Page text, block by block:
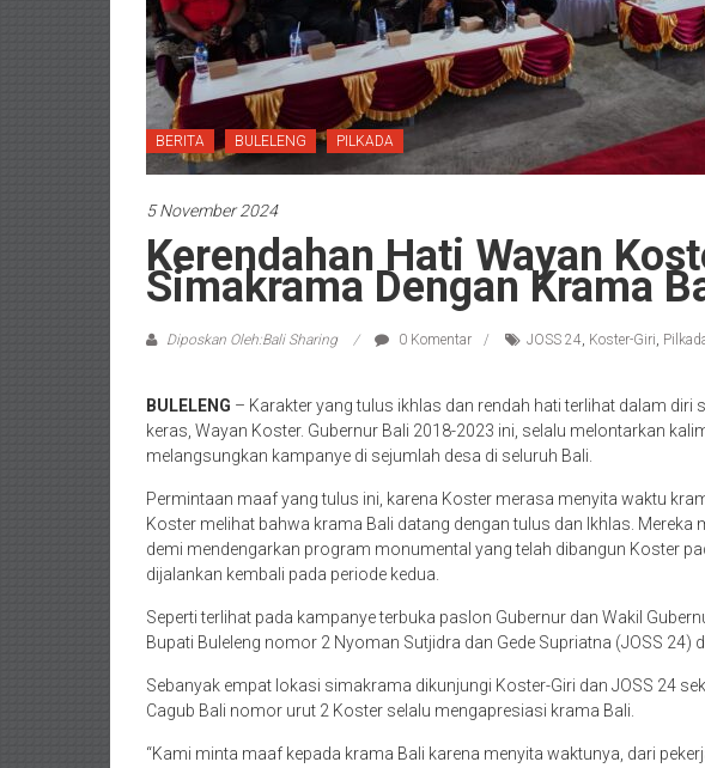
BERITA BULELENG PILKADA
5 November 2024
Kerendahan Hati Wayan
Simakrama Dengan Krama
Diposkan Oleh:Bali Sharing 0 Komentar JOSS 24, Koster-Giri,
BULELENG – Karakter yang tulus ikhlas dan rendah hati terlihat dalam
keras, Wayan Koster. Gubernur Bali 2018-2023 ini, selalu melontarkan
melangsungkan kampanye di sejumlah desa di seluruh Bali.
Permintaan maaf yang tulus ini, karena Koster merasa menyita waktu
Koster melihat bahwa krama Bali datang dengan tulus dan Ikhlas. Mereka
demi mendengarkan program monumental yang telah dibangun Koster
dijalankan kembali pada periode kedua.
Seperti terlihat pada kampanye terbuka paslon Gubernur dan Wakil
Bupati Buleleng nomor 2 Nyoman Sutjidra dan Gede Supriatna (JOSS 24)
Sebanyak empat lokasi simakrama dikunjungi Koster-Giri dan JOSS 24
Cagub Bali nomor urut 2 Koster selalu mengapresiasi krama Bali.
“Kami minta maaf kepada krama Bali karena menyita waktunya, dari